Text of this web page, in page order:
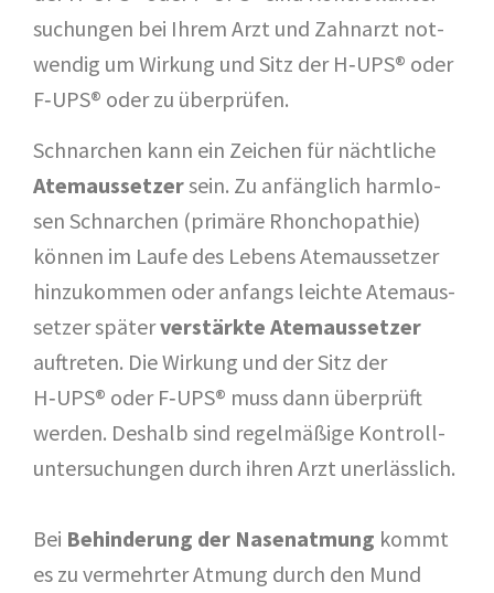
su­chun­gen bei Ihrem Arzt und Zahn­arzt not­
wen­dig um Wir­kung und Sitz der H‑UPS® oder
F‑UPS® oder zu überprüfen.
Schnar­chen kann ein Zei­chen für nächt­li­che
Atem­aus­set­zersein. Zu anfäng­lich harm­lo­
sen Schnar­chen (pri­mä­re Rhon­cho­pa­thie)
kön­nen im Lau­fe des Lebens Atem­aus­set­zer
hin­zu­kom­men oder anfangs leich­te Atem­aus­
set­zer spä­terver­stärk­te Atem­aus­set­zer
auf­tre­ten. Die Wir­kung und der Sitz der
H‑UPS® oder F‑UPS® muss dann über­prüft
wer­den. Des­halb sind regel­mä­ßi­ge Kon­troll­
un­ter­su­chun­gen durch ihren Arzt uner­läss­lich.
Bei Behin­de­rung der Nasen­at­mung kommt
es zu ver­mehr­ter Atmung durch den Mund